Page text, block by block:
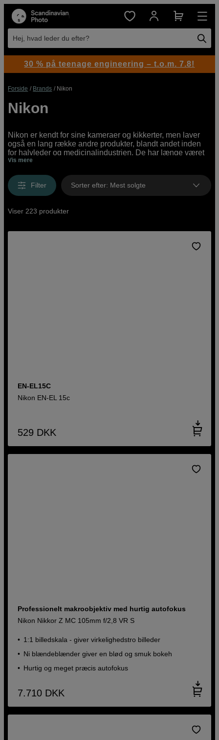
Hej, hvad leder du efter?
Forside Brands Nikon
Nikon
Nikon er kendt for sine kameraer og kikkerter, men laver
også en lang række andre produkter, blandt andet inden
for halvleder og medicinalindustrien. De har længe været
styret af virksomhedens filosofi om "Troværdighed og
kort i branchen.
Vis mere
Filter Sorter efter: Mest solgte
Viser 223 produkter
EN-EL15C
Nikon EN-EL 15c
529 DKK
Professionelt makroobjektiv med hurtig autofokus
Nikon Nikkor Z MC 105mm f/2,8 VR S
1:1 billedskala - giver virkelighedstro billeder
Ni blændeblænder giver en blød og smuk bokeh
Hurtig og meget præcis autofokus
7.710 DKK
30 % på teenage engineering – t.o.m. 7.8!